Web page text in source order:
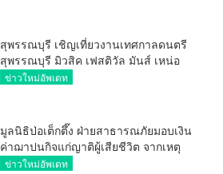
สุพรรณบุรี เชิญเที่ยวงานเทศกาลดนตรี
สุพรรณบุรี มิวสิค เฟสติวัล มันส์ เหน่อ
มาก
ข่าวใหม่อัพเดท
มูลนิธิป่อเต็กตึ๊ง ฝ่ายสาธารณภัยมอบเงิน
ค่าฌาปนกิจแก่ญาติผู้เสียชีวิต จากเหตุ
เพลิงไหม้ โรงเบียร์ ณ ลาดพร้าว จำนวน
ข่าวใหม่อัพเดท